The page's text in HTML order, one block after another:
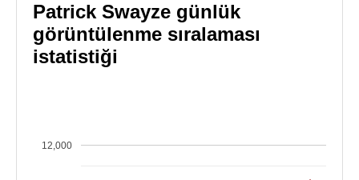
Patrick Swayze günlük
görüntülenme sıralaması
istatistiği
12,000